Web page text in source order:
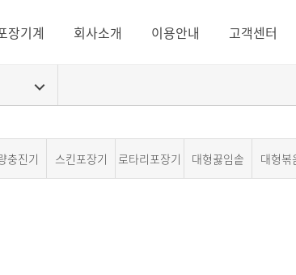
장기계 회사소개 이용안내 고객센터
충진기 스킨포장기 로타리포장기 대형끓임솥 대형볶